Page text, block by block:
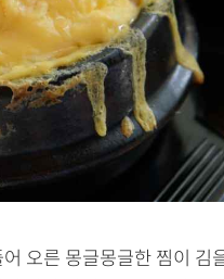
오른 몽글몽글한 찜이 김